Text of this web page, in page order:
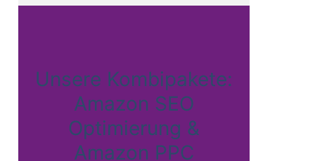
Unsere Kombipakete:
Amazon SEO
Optimierung &
Amazon PPC